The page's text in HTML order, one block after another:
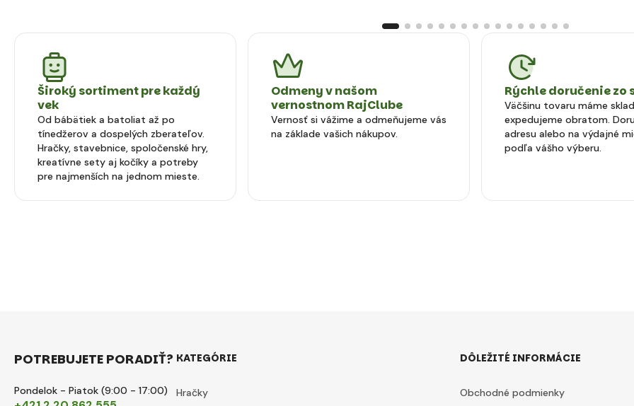
Široký sortiment pre každý
vek
Od bábätiek a batoliat až po
tínedžerov a dospelých zberateľov.
Hračky, stavebnice, spoločenské hry,
kreatívne sety aj kočíky a potreby
pre najmenších na jednom mieste.
Odmeny v našom
vernostnom RajClube
Vernosť si vážime a odmeňujeme vás
na základe vašich nákupov.
Rýchle doručenie zo
Väčšinu tovaru máme
expedujeme obratom.
adresu alebo na výdajné
podľa vášho výberu.
POTREBUJETE PORADIŤ?
Pondelok - Piatok (9:00 - 17:00)
KATEGÓRIE
Hračky
DÔLEŽITÉ INFORMÁCIE
Obchodné podmienky